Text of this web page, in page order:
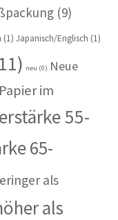
(9)
(1) Japanisch/Englisch (1)
neu (0) Neue
im
55-
65-
als
als